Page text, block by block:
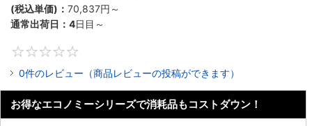
(税込単価)： 70,837円 ～
通常出荷日： 4日目～
0件のレビュー（商品レビューの投稿ができます）
お得なエコノミーシリーズで消耗品もコストダウン！